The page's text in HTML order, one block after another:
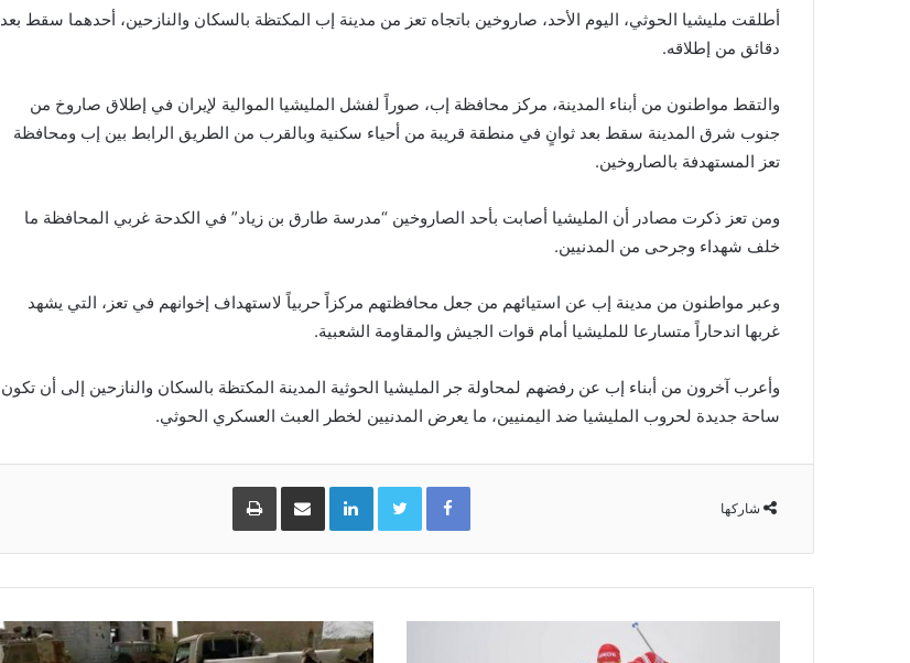
أطلقت مليشيا الحوثي، اليوم الأحد، صاروخين باتجاه تعز من مدينة إب المكتظة بالسكان والنازحين، أحدهما سقط بعد
دقائق من إطلاقه.
والتقط مواطنون من أبناء المدينة، مركز محافظة إب، صوراً لفشل المليشيا الموالية لإيران في إطلاق صاروخ من
جنوب شرق المدينة سقط بعد ثوانٍ في منطقة قريبة من أحياء سكنية وبالقرب من الطريق الرابط بين إب ومحافظة
تعز المستهدفة بالصاروخين.
ومن تعز ذكرت مصادر أن المليشيا أصابت بأحد الصاروخين “مدرسة طارق بن زياد” في الكدحة غربي المحافظة ما
خلف شهداء وجرحى من المدنيين.
وعبر مواطنون من مدينة إب عن استيائهم من جعل محافظتهم مركزاً حربياً لاستهداف إخوانهم في تعز، التي يشهد
غربها اندحاراً متسارعا للمليشيا أمام قوات الجيش والمقاومة الشعبية.
وأعرب آخرون من أبناء إب عن رفضهم لمحاولة جر المليشيا الحوثية المدينة المكتظة بالسكان والنازحين إلى أن تكون
ساحة جديدة لحروب المليشيا ضد اليمنيين، ما يعرض المدنيين لخطر العبث العسكري الحوثي.
شاركها
Facebook
Twitter
LinkedInمشاركة عبر البريد طباعة